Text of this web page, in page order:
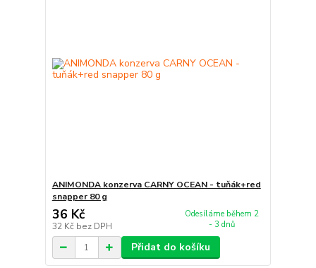
ANIMONDA konzerva CARNY OCEAN - tuňák+red
snapper 80 g
36 Kč
32 Kč bez DPH
Odesíláme během 2
- 3 dnů
Přidat do košíku